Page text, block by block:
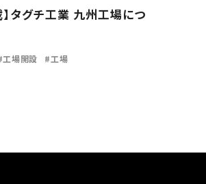
タグチ工業 九州工場につ
工場開設 工場